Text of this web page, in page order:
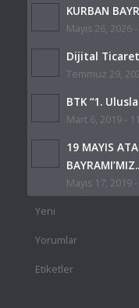
KURBAN
Mayıs 26, 2026
Dijital
Temmuz 29,
BTK “1.
Mart 6, 2019 -
19 MAYIS
Mayıs 17, 2019
Yeni
Yorumlar
Etiketler